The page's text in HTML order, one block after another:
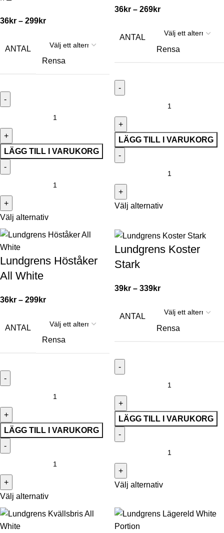
36kr – 299kr
ANTAL
Rensa
LÄGG TILL I VARUKORG
Välj alternativ
36kr – 269kr
ANTAL
Rensa
LÄGG TILL I VARUKORG
Välj alternativ
Lundgrens Höståker
All White
36kr – 299kr
ANTAL
Rensa
LÄGG TILL I VARUKORG
Välj alternativ
Lundgrens Koster
Stark
39kr – 339kr
ANTAL
Rensa
LÄGG TILL I VARUKORG
Välj alternativ